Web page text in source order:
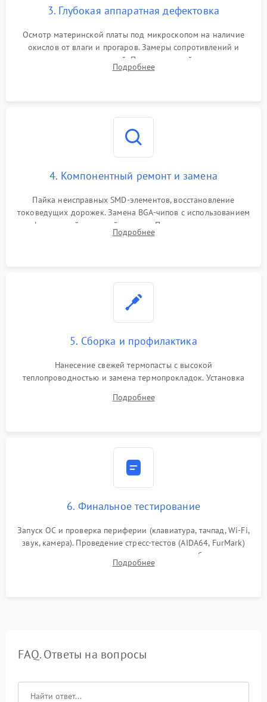
3. Глубокая аппаратная дефектовка
Осмотр материнской платы под микроскопом на наличие
окислов от влаги и прогаров. Замеры сопротивлений и
дежурных напряжений. Проверка цепей питания,
мультиконтроллера, процессора и видеочипа.
Подробнее
4. Компонентный ремонт и замена
Пайка неисправных SMD-элементов, восстановление
токоведущих дорожек. Замена BGA-чипов с использованием
инфракрасной паяльной станции. Прошивка микросхемы
BIOS или замена поврежденных портов USB
Подробнее
5. Сборка и профилактика
Нанесение свежей термопасты с высокой
теплопроводностью и замена термопрокладок. Установка
шлейфов, модулей памяти и накопителей. Предварительная
Подробнее
6. Финальное тестирование
Запуск ОС и проверка периферии (клавиатура, тачпад, Wi-Fi,
звук, камера). Проведение стресс-тестов (AIDA64, FurMark)
для контроля температурного режима и стабильности
системы под пиковой нагрузкой.
Подробнее
FAQ. Ответы на вопросы